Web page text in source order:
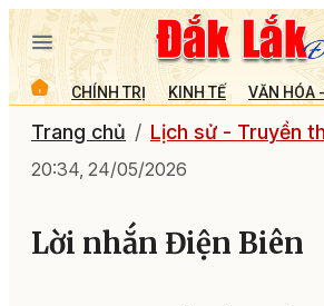
CHÍNH TRỊ KINH TẾ VĂN HÓA
Trang chủ Lịch sử - Truyền
20:34, 24/05/2026
Lời nhắn Điện Biên